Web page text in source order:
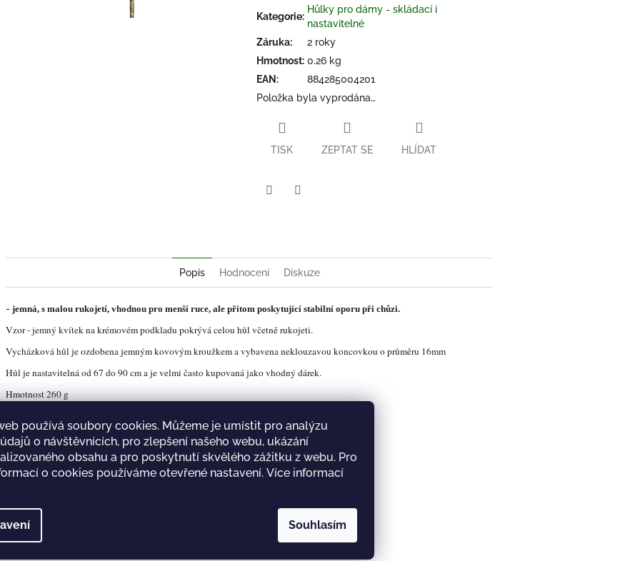
používá soubory cookies. Můžeme je umístit pro analýzu
o návštěvnících, pro zlepšení našeho webu, ukázání
obsahu a pro poskytnutí skvělého zážitku z webu. Pro
o cookies používáme otevřené nastavení. Více informací
Souhlasím
hvězdiček.
Kategorie:
Hůlky pro dámy - skládací i
nastavitelné
Záruka:
2 roky
Hmotnost: 0.26 kg
EAN :
884285004201
Položka byla vyprodána…
TISK ZEPTAT SE HLÍDAT
Popis Hodnocení Diskuze
- jemná, s malou rukojetí, vhodnou pro menší ruce, ale přitom poskytující stabilní oporu při chůzi.
Vzor - jemný kvítek na krémovém podkladu pokrývá celou hůl včetně rukojeti.
Vycházková hůl je ozdobena jemným kovovým kroužkem a vybavena neklouzavou koncovkou o průměru 16mm
Hůl je nastavitelná od 67 do 90 cm a je velmi často kupovaná jako vhodný dárek.
Hmotnost 260 g